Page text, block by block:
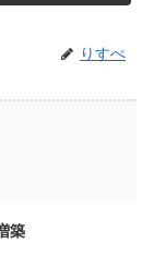
りすぺ
築